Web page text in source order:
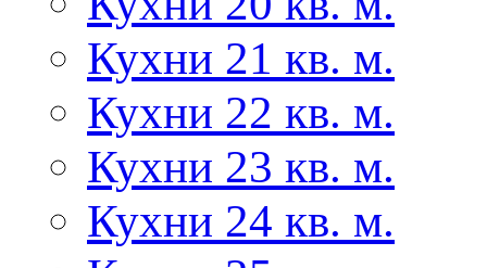
Кухни 21 кв. м.
Кухни 22 кв. м.
Кухни 23 кв. м.
Кухни 24 кв. м.